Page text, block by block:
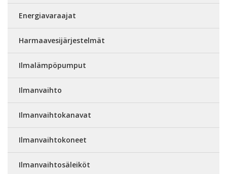
Energiavaraajat
Harmaavesijärjestelmät
Ilmalämpöpumput
Ilmanvaihto
Ilmanvaihtokanavat
Ilmanvaihtokoneet
Ilmanvaihtosäleiköt